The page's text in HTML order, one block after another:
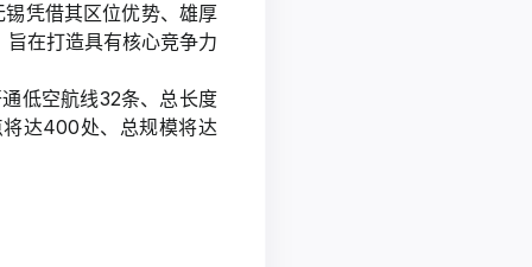
凭借其区位优势、雄厚
在打造具有核心竞争力
低空航线32条、总长度
达400处、总规模将达